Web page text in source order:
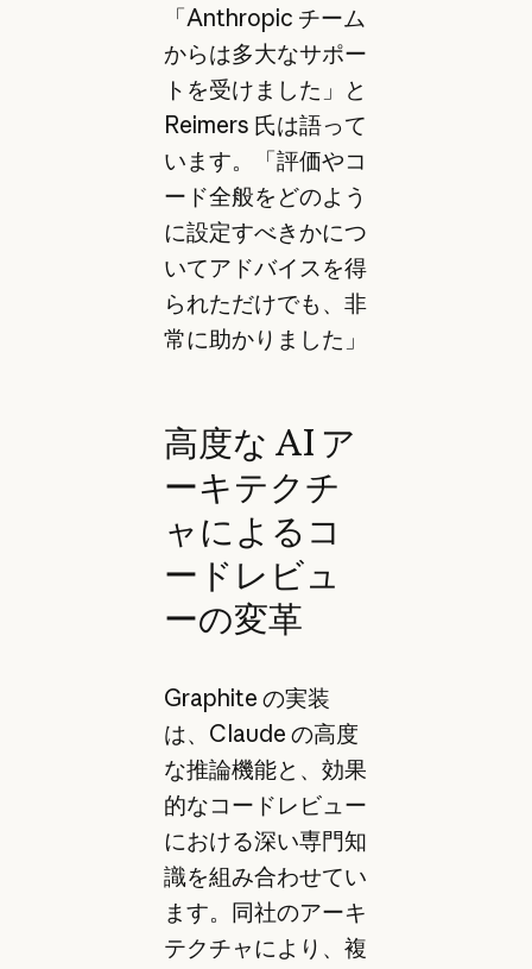
「Anthropic チーム
からは多大なサポー
トを受けました」と
Reimers 氏は語って
います。「評価やコ
ード全般をどのよう
に設定すべきかにつ
いてアドバイスを得
られただけでも、非
常に助かりました」
高度な AI ア
ーキテクチ
ャによるコ
ードレビュ
ーの変革
Graphite の実装
は、Claude の高度
な推論機能と、効果
的なコードレビュー
における深い専門知
識を組み合わせてい
ます。同社のアーキ
テクチャにより、複